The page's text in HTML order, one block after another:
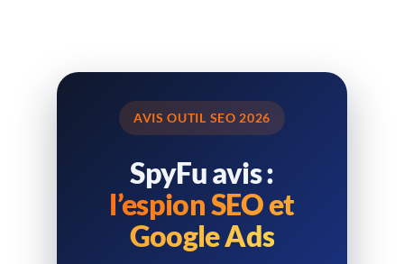
AVIS OUTIL SEO 2026
SpyFu avis :
l’espion SEO et
Google Ads